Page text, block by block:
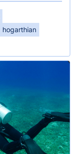
hogarthian